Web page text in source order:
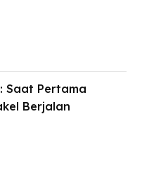
Saat Pertama
Berjalan